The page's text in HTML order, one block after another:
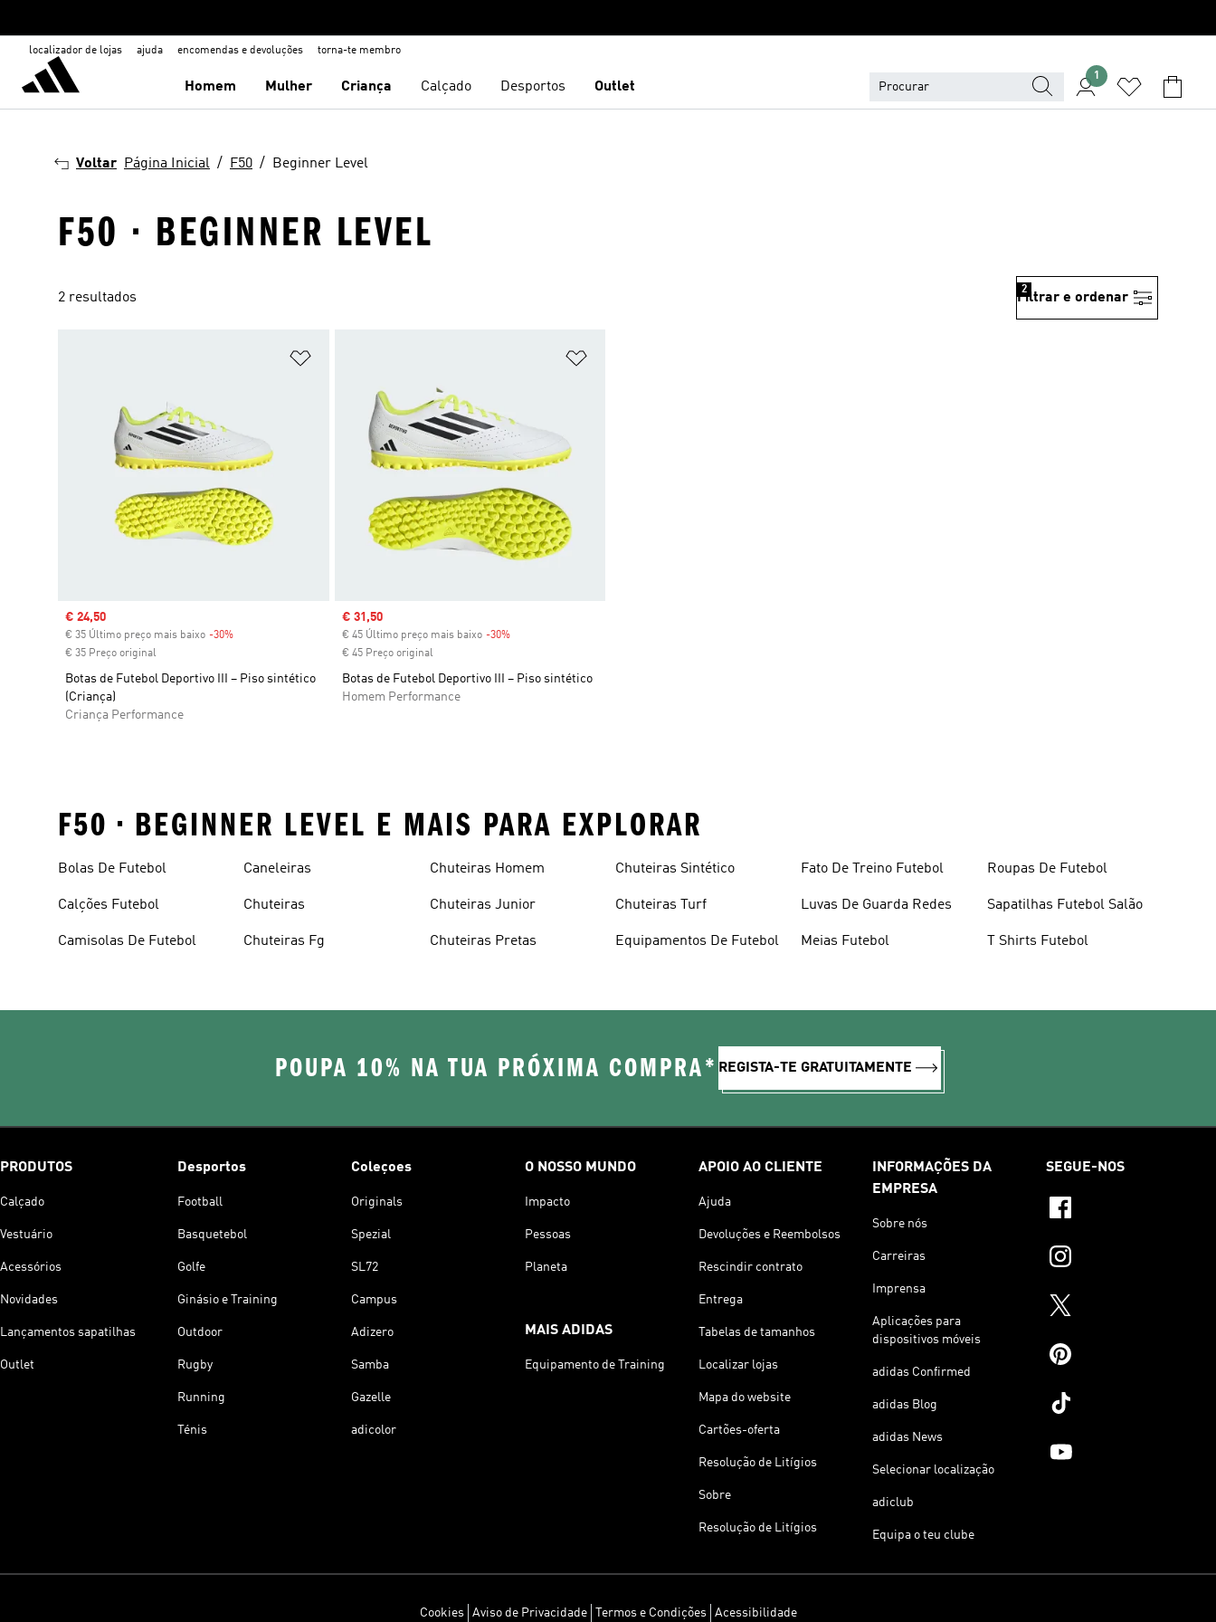
localizador de lojas ajuda encomendas e devoluções torna-te membro
Homem Mulher Criança Calçado Desportos Outlet
1
Voltar Página Inicial F50 Beginner Level
F50 · BEGINNER LEVEL
2 resultados Filtrar e ordenar
2
Sale price
€ 24,50
€ 35 Último preço mais baixo -30%
€ 35 Preço original
Botas de Futebol Deportivo III – Piso sintético
(Criança)
Criança Performance
Sale price
€ 31,50
€ 45 Último preço mais baixo -30%Discount
€ 45 Preço original
Botas de Futebol Deportivo III – Piso sintético
Homem Performance
F50 • BEGINNER LEVEL E MAIS PARA EXPLORAR
Bolas De Futebol
Calções Futebol
Camisolas De Futebol
Caneleiras
Chuteiras
Chuteiras Fg
Chuteiras Homem
Chuteiras Junior
Chuteiras Pretas
Chuteiras Sintético
Chuteiras Turf
Equipamentos De Futebol
Fato De Treino Futebol
Luvas De Guarda Redes
Meias Futebol
Roupas De Futebol
Sapatilhas Futebol Salão
T Shirts Futebol
POUPA 10% NA TUA PRÓXIMA COMPRA* REGISTA-TE GRATUITAMENTE
PRODUTOS
Calçado
Vestuário
Acessórios
Novidades
Lançamentos sapatilhas
Outlet
Desportos
Football
Basquetebol
Golfe
Ginásio e Training
Outdoor
Rugby
Running
Ténis
Coleçoes
Originals
Spezial
SL72
Campus
Adizero
Samba
Gazelle
adicolor
O NOSSO MUNDO
Impacto
Pessoas
Planeta
MAIS ADIDAS
Equipamento de Training
APOIO AO CLIENTE
Ajuda
Devoluções e Reembolsos
Rescindir contrato
Entrega
Tabelas de tamanhos
Localizar lojas
Mapa do website
Cartões-oferta
Resolução de Litígios
Sobre
Resolução de Litígios
INFORMAÇÕES DA
EMPRESA
Sobre nós
Carreiras
Imprensa
Aplicações para
dispositivos móveis
adidas Confirmed
adidas Blog
adidas News
Selecionar localização
adiclub
Equipa o teu clube
SEGUE-NOS
Cookies Aviso de Privacidade Termos e Condições Acessibilidade